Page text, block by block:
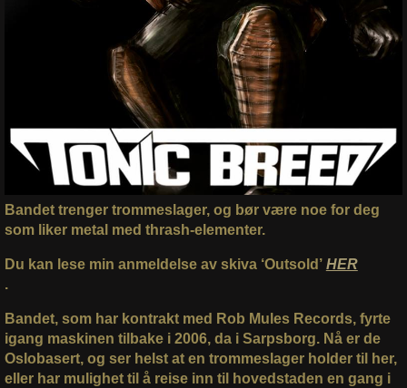
Bandet trenger trommeslager, og bør være noe for deg
som liker metal med thrash-elementer.
Du kan lese min anmeldelse av skiva ‘Outsold’ HER
.
Bandet, som har kontrakt med Rob Mules Records, fyrte
igang maskinen tilbake i 2006, da i Sarpsborg. Nå er de
Oslobasert, og ser helst at en trommeslager holder til her,
eller har mulighet til å reise inn til hovedstaden en gang i